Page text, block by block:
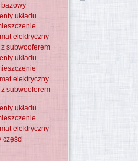
bazowy
układu
elektryczny
z subwooferem
układu
elektryczny
z subwooferem
układu
elektryczny
części